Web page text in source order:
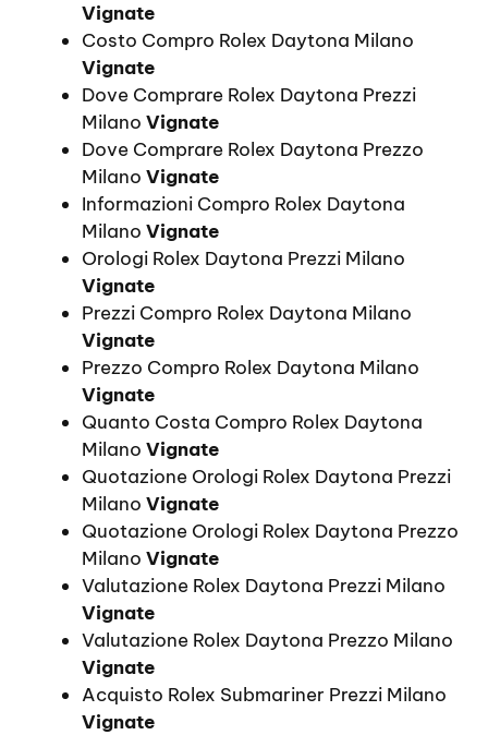
Vignate
Costo Compro Rolex Daytona Milano
Vignate
Dove Comprare Rolex Daytona Prezzi
Milano Vignate
Dove Comprare Rolex Daytona Prezzo
Milano Vignate
Informazioni Compro Rolex Daytona
Milano Vignate
Orologi Rolex Daytona Prezzi Milano
Vignate
Prezzi Compro Rolex Daytona Milano
Vignate
Prezzo Compro Rolex Daytona Milano
Vignate
Quanto Costa Compro Rolex Daytona
Milano Vignate
Quotazione Orologi Rolex Daytona Prezzi
Milano Vignate
Quotazione Orologi Rolex Daytona Prezzo
Milano Vignate
Valutazione Rolex Daytona Prezzi Milano
Vignate
Valutazione Rolex Daytona Prezzo Milano
Vignate
Acquisto Rolex Submariner Prezzi Milano
Vignate